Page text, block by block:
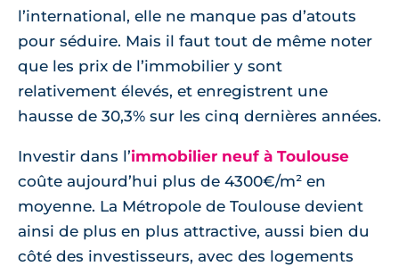
l’international, elle ne manque pas d’atouts
pour séduire. Mais il faut tout de même noter
que les prix de l’immobilier y sont
relativement élevés, et enregistrent une
hausse de 30,3% sur les cinq dernières années.
Investir dans l’immobilier neuf à Toulouse
coûte aujourd’hui plus de 4300€/m² en
moyenne. La Métropole de Toulouse devient
ainsi de plus en plus attractive, aussi bien du
côté des investisseurs, avec des logements